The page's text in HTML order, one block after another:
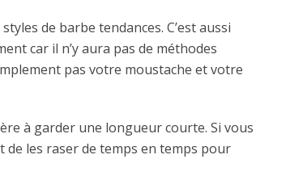
de barbe tendances. C’est aussi
car il n’y aura pas de méthodes
pas votre moustache et votre
à garder une longueur courte. Si vous
de les raser de temps en temps pour